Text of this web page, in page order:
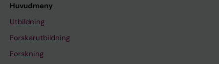
Huvudmeny
Utbildning
Forskarutbildning
Forskning